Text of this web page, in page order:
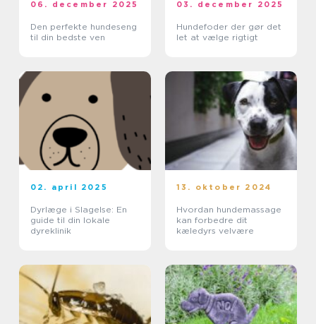
06. december 2025
Den perfekte hundeseng
til din bedste ven
03. december 2025
Hundefoder der gør det
let at vælge rigtigt
02. april 2025
Dyrlæge i Slagelse: En
guide til din lokale
dyreklinik
13. oktober 2024
Hvordan hundemassage
kan forbedre dit
kæledyrs velvære